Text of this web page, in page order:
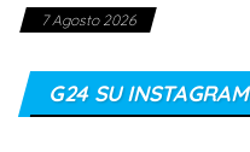
7 Agosto 2026
G24 SU INSTAGRAM